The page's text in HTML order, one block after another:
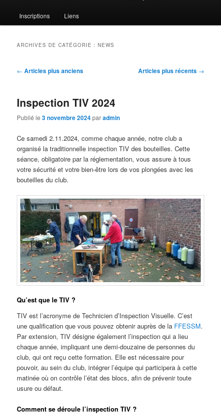
Inscriptions Liens
ARCHIVES DE CATÉGORIE :NEWS
Navigation
← Articles plus anciens Articles plus récents →
Inspection TIV 2024
Publié le3 novembre 2024paradmin
Ce samedi 2.11.2024, comme chaque année, notre club a
organisé la traditionnelle inspection TIV des bouteilles. Cette
séance, obligatoire par la réglementation, vous assure à tous
votre sécurité et votre bien-être lors de vos plongées avec les
bouteilles du club.
Qu’est que le TIV ?
TIV est l’acronyme de Technicien d’Inspection Visuelle. C’est
une qualification que vous pouvez obtenir auprès de la FFESSM.
Par extension, TIV désigne également l’inspection qui a lieu
chaque année, impliquant une demi-douzaine de personnes du
club, qui ont reçu cette formation. Elle est nécessaire pour
pouvoir, au sein du club, intégrer l’équipe qui participera à cette
matinée où on contrôle l’état des blocs, afin de prévenir toute
usure ou défaut.
Comment se déroule l’inspection TIV ?